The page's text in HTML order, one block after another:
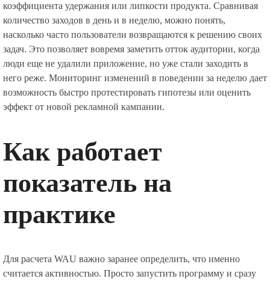
коэффициента удержания или липкости продукта. Сравнивая
количество заходов в день и в неделю, можно понять,
насколько часто пользователи возвращаются к решению своих
задач. Это позволяет вовремя заметить отток аудитории, когда
люди еще не удалили приложение, но уже стали заходить в
него реже. Мониторинг изменений в поведении за неделю дает
возможность быстро протестировать гипотезы или оценить
эффект от новой рекламной кампании.
Как работает
показатель на
практике
Для расчета WAU важно заранее определить, что именно
считается активностью. Просто запустить программу и сразу